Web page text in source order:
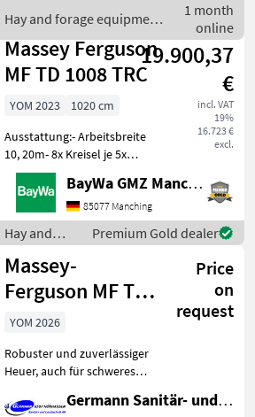
equipment Hay te
Hay and forage equipment
/ Massey Ferguson
1 month
online
Massey Ferguson
MF TD 1008 TRC
19.900,37
€
incl. VAT
19%
16.723 €
excl.
YOM 2023
1020 cm
Ausstattung:- Arbeitsbreite
10, 20m- 8x Kreisel je 5x
Arme a 1x
Federdoppelzinken-
Tastrad je Kreisel- mech.
Einstellbare Tiefe- STVO
Beleuchtung- Weitwinkel
Gelenkwe
BayWa GMZ Manching
85077 Manching
Hay and
forage
equipment /
Massey
Ferguson
Premium Gold dealer
Massey-
Ferguson MF TD
676 DN
Price
on
request
YOM 2026
Robuster und zuverlässiger
Heuer, auch für schweres
geeignet.Arbeitsbreite ca.
Germann Sanitär- und Landtechnik AG